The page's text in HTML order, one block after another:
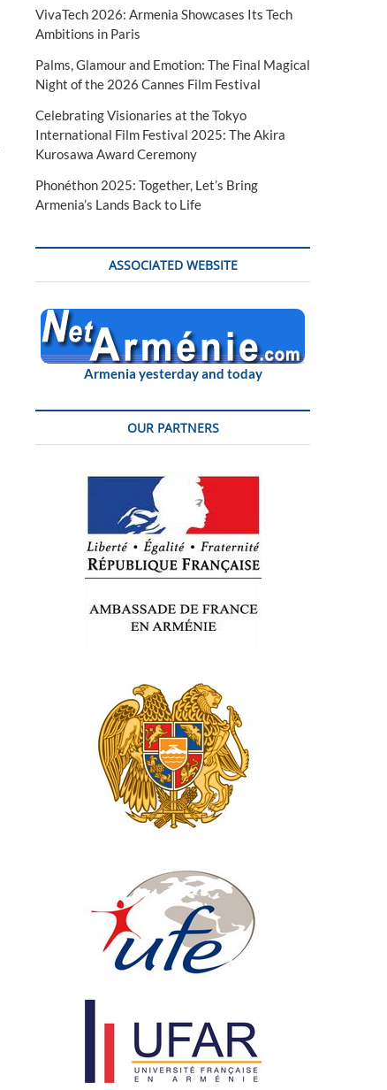
VivaTech 2026: Armenia Showcases Its Tech
Ambitions in Paris
Palms, Glamour and Emotion: The Final Magical
Night of the 2026 Cannes Film Festival
Celebrating Visionaries at the Tokyo
International Film Festival 2025: The Akira
Kurosawa Award Ceremony
Phonéthon 2025: Together, Let’s Bring
Armenia’s Lands Back to Life
ASSOCIATED WEBSITE
Armenia yesterday and today
OUR PARTNERS